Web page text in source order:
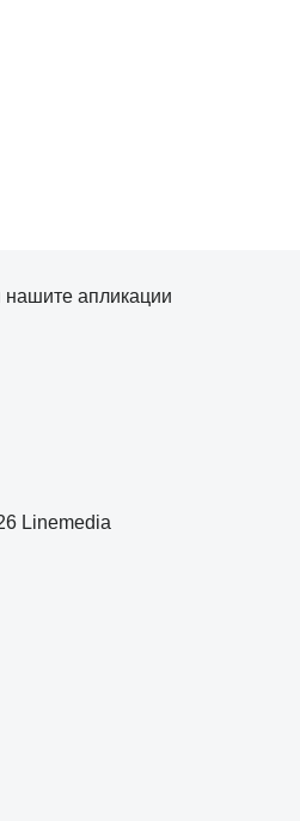
Linemedia
нашите апликации